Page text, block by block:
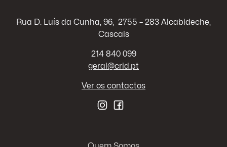
Rua D. Luís da Cunha, 96, 2755 – 283 Alcabideche,
Cascais
214 840 099
geral@crid.pt
Ver os contactos